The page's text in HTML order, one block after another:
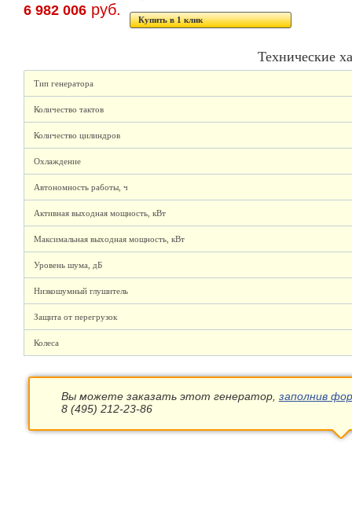
6 982 006 руб.
Купить в 1 клик
Технические
Тип генератора
Количество тактов
Количество цилиндров
Охлаждение
Автономность работы, ч
Активная выходная мощность, кВт
Максимальная выходная мощность, кВт
Уровень шума, дБ
Низкошумный глушитель
Защита от перегрузок
Колеса
Вы можете заказать этот генератор, заполнив
8 (495) 212-23-86